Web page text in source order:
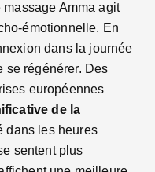
Amma agit
émotionnelle. En
dans la journée
se régénérer. Des
européennes
de la
dans les heures
sentent plus